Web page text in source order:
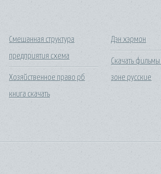
Смешанная структура
предприятия схема
Хозяйственное право рб
книга скачать
Дэн хэрмон
Скачать
зоне русские